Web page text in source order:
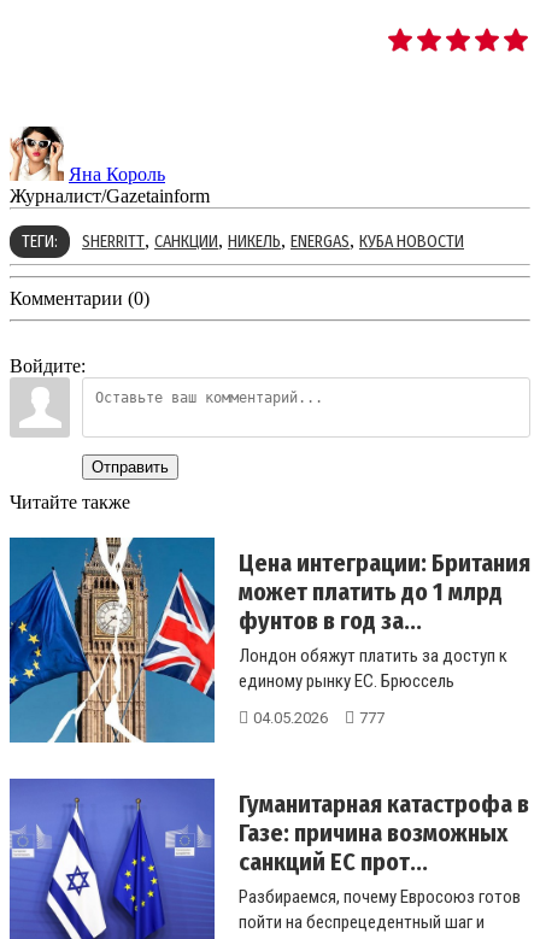
Яна Король
Журналист/Gazetainform
ТЕГИ: SHERRITT, САНКЦИИ, НИКЕЛЬ, ENERGAS, КУБА НОВОСТИ
Комментарии (0)
Войдите:
Отправить
Читайте также
Цена интеграции: Британия
может платить до 1 млрд
фунтов в год за...
Лондон обяжут платить за доступ к
единому рынку ЕС. Брюссель
предложил Британии схему взносов,
04.05.2026 777
Гуманитарная катастрофа в
Газе: причина возможных
санкций ЕС прот...
Разбираемся, почему Евросоюз готов
пойти на беспрецедентный шаг и